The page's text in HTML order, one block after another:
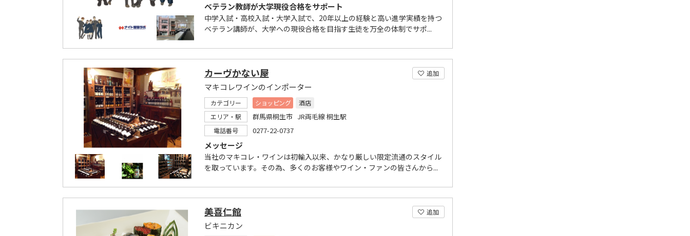
ベテラン教師が大学現役合格をサポート
中学入試・高校入試・大学入試で、20年以上の経験と高い進学実績を持つ
ベテラン講師が、大学への現役合格を目指す生徒を万全の体制でサポ...
追加
カーヴかない屋
マキコレワインのインポーター
カテゴリー ショッピング
酒店
エリア・駅
群馬県桐生市 JR両毛線 桐生駅
電話番号 0277-22-0737
メッセージ
当社のマキコレ・ワインは初輸入以来、かなり厳しい限定流通のスタイル
を取っています。その為、多くのお客様やワイン・ファンの皆さんから...
追加
美喜仁館
ビキニカン